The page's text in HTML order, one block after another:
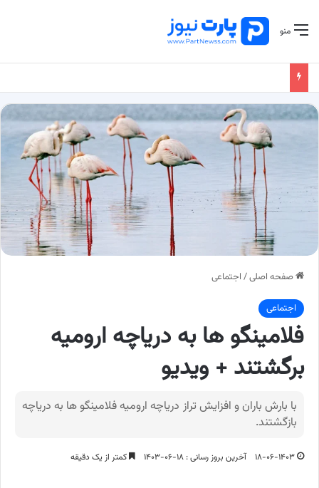
منو
صفحه اصلی/ اجتماعی
اجتماعی
فلامینگو ها به دریاچه ارومیه
برگشتند + ویدیو
با بارش باران و افزایش تراز دریاچه ارومیه فلامینگو ها به دریاچه
بازگشتند.
۱۸-۰۶-۱۴۰۳ آخرین بروز رسانی : ۱۸-۰۶-۱۴۰۳ کمتر از یک دقیقه